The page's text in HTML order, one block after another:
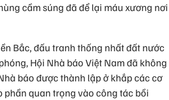
cầm súng đã để lại máu xương nơi
Bắc, đấu tranh thống nhất đất nước
Hội Nhà báo Việt Nam đã không
báo được thành lập ở khắp các cơ
quan trọng vào công tác bồi